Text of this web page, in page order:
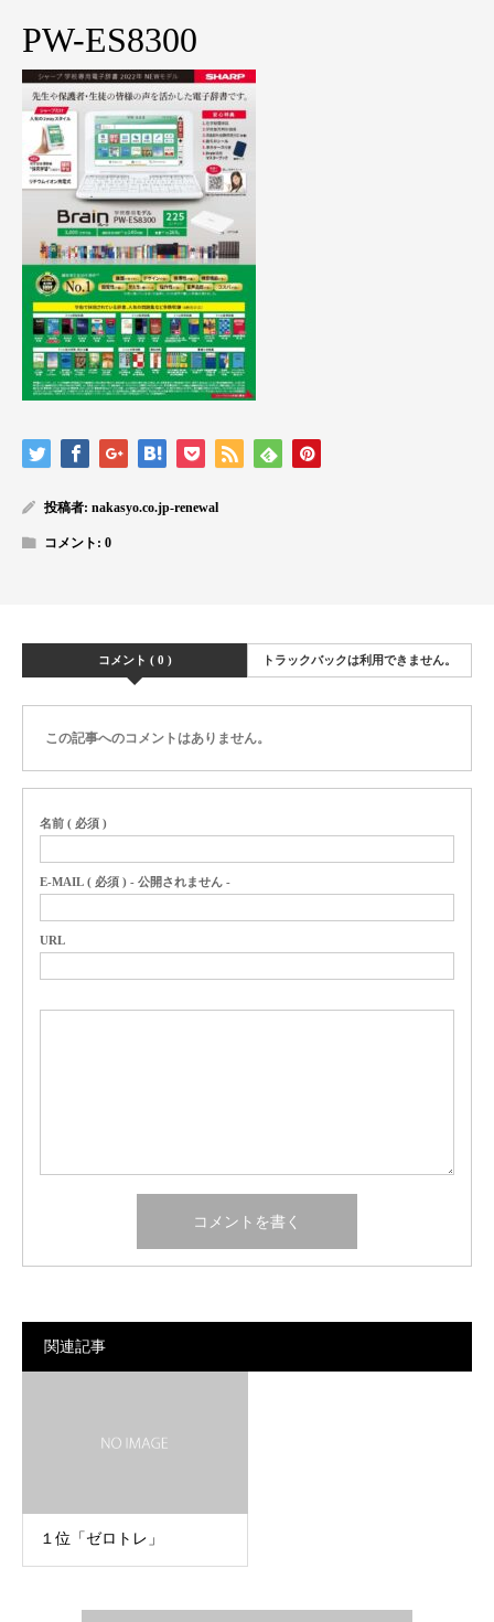
PW-ES8300
投稿者: nakasyo.co.jp-renewal
コメント: 0
コメント ( 0 ) トラックバックは利用できません。
この記事へのコメントはありません。
名前 ( 必須 )
E-MAIL ( 必須 ) - 公開されません -
URL
関連記事
１位「ゼロトレ」